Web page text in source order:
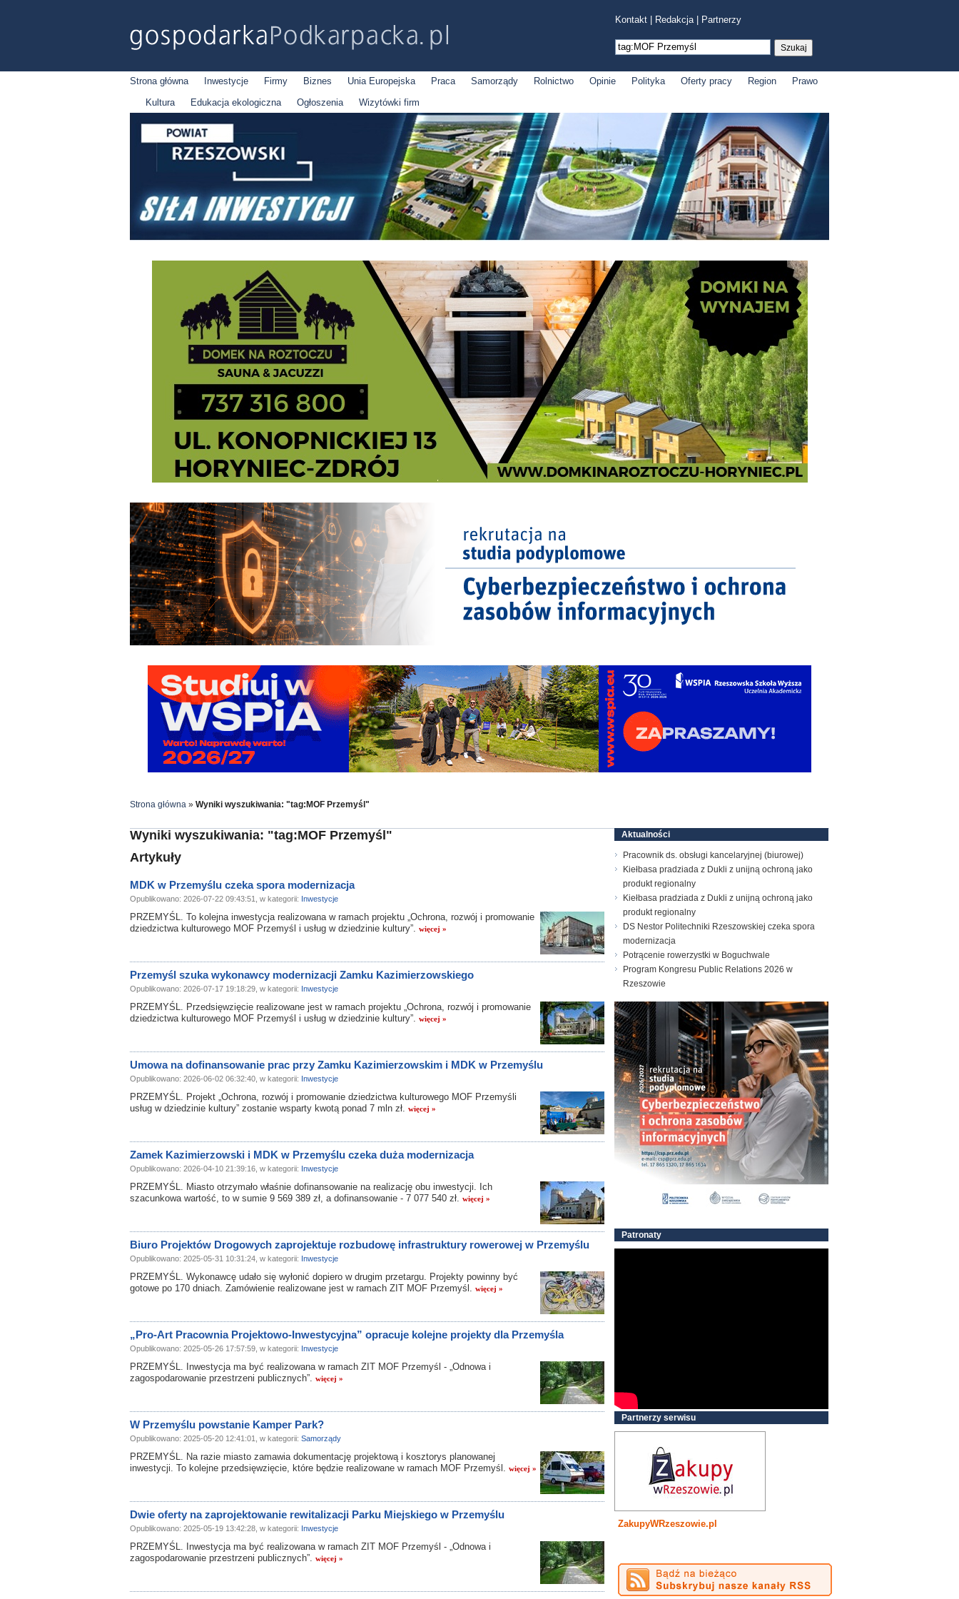
Kontakt Redakcja| Partnerzy
Strona główna Inwestycje Firmy Biznes Unia Europejska Praca Samorządy Rolnictwo Opinie Polityka Oferty pracy Region
Prawo
Kultura
Edukacja ekologiczna Ogłoszenia Wizytówki firm
Strona główna » Wyniki wyszukiwania: "tag:MOF Przemyśl"
Wyniki wyszukiwania: "tag:MOF Przemyśl"
Artykuły
MDK w Przemyślu czeka spora modernizacja
Opublikowano: 2026-07-22 09:43:51, w kategorii: Inwestycje
PRZEMYŚL. To kolejna inwestycja realizowana w ramach projektu „Ochrona, rozwój i promowanie
dziedzictwa kulturowego MOF Przemyśl i usług w dziedzinie kultury”. więcej »
Przemyśl szuka wykonawcy modernizacji Zamku Kazimierzowskiego
Opublikowano: 2026-07-17 19:18:29, w kategorii: Inwestycje
PRZEMYŚL. Przedsięwzięcie realizowane jest w ramach projektu „Ochrona, rozwój i promowanie
dziedzictwa kulturowego MOF Przemyśl i usług w dziedzinie kultury”. więcej »
Umowa na dofinansowanie prac przy Zamku Kazimierzowskim i MDK w Przemyślu
Opublikowano: 2026-06-02 06:32:40, w kategorii: Inwestycje
PRZEMYŚL. Projekt „Ochrona, rozwój i promowanie dziedzictwa kulturowego MOF Przemyśli
usług w dziedzinie kultury” zostanie wsparty kwotą ponad 7 mln zł. więcej »
Zamek Kazimierzowski i MDK w Przemyślu czeka duża modernizacja
Opublikowano: 2026-04-10 21:39:16, w kategorii: Inwestycje
PRZEMYŚL. Miasto otrzymało właśnie dofinansowanie na realizację obu inwestycji. Ich
szacunkowa wartość, to w sumie 9 569 389 zł, a dofinansowanie - 7 077 540 zł. więcej »
Biuro Projektów Drogowych zaprojektuje rozbudowę infrastruktury rowerowej w Przemyślu
Opublikowano: 2025-05-31 10:31:24, w kategorii: Inwestycje
PRZEMYŚL. Wykonawcę udało się wyłonić dopiero w drugim przetargu. Projekty powinny być
gotowe po 170 dniach. Zamówienie realizowane jest w ramach ZIT MOF Przemyśl. więcej »
„Pro-Art Pracownia Projektowo-Inwestycyjna” opracuje kolejne projekty dla Przemyśla
Opublikowano: 2025-05-26 17:57:59, w kategorii: Inwestycje
PRZEMYŚL. Inwestycja ma być realizowana w ramach ZIT MOF Przemyśl - „Odnowa i
zagospodarowanie przestrzeni publicznych”. więcej »
W Przemyślu powstanie Kamper Park?
Opublikowano: 2025-05-20 12:41:01, w kategorii: Samorządy
PRZEMYŚL. Na razie miasto zamawia dokumentację projektową i kosztorys planowanej
inwestycji. To kolejne przedsięwzięcie, które będzie realizowane w ramach MOF Przemyśl. więcej »
Dwie oferty na zaprojektowanie rewitalizacji Parku Miejskiego w Przemyślu
Opublikowano: 2025-05-19 13:42:28, w kategorii: Inwestycje
PRZEMYŚL. Inwestycja ma być realizowana w ramach ZIT MOF Przemyśl - „Odnowa i
zagospodarowanie przestrzeni publicznych”. więcej »
Aktualności
Pracownik ds. obsługi kancelaryjnej (biurowej)
Kiełbasa pradziada z Dukli z unijną ochroną jako
produkt regionalny
Kiełbasa pradziada z Dukli z unijną ochroną jako
produkt regionalny
DS Nestor Politechniki Rzeszowskiej czeka spora
modernizacja
Potrącenie rowerzystki w Boguchwale
Program Kongresu Public Relations 2026 w
Rzeszowie
Patronaty
Partnerzy serwisu
ZakupyWRzeszowie.pl